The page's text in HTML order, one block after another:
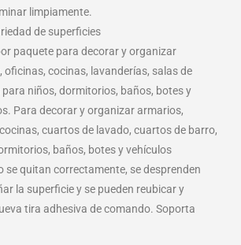
limpiamente.
de superficies
paquete para decorar y organizar
oficinas, cocinas, lavanderías, salas de
niños, dormitorios, baños, botes y
Para decorar y organizar armarios,
cuartos de lavado, cuartos de barro,
baños, botes y vehículos
se quitan correctamente, se desprenden
la superficie y se pueden reubicar y
tira adhesiva de comando. Soporta